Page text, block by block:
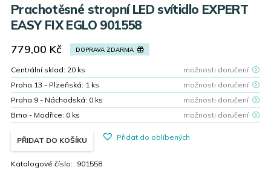
Prachotěsné stropní LED svítidlo EXPERT
EASY FIX EGLO 901558
779,00 Kč DOPRAVA ZDARMA
Centrální sklad: 20 ks
možnosti doručení
Praha 13 - Plzeňská: 1 ks
možnosti doručení
Praha 9 - Náchodská: 0 ks
možnosti doručení
Brno - Modřice: 0 ks možnosti doručení
PŘIDAT DO KOŠÍKU Přidat do oblíbených
Katalogové číslo: 901558